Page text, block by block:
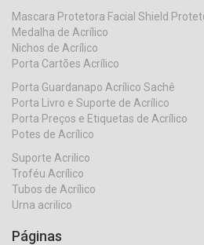
Mascara Protetora Facial Shield
Medalha de Acrílico
Nichos de Acrílico
Porta Cartões Acrílico
Porta Guardanapo Acrílico Sachê
Porta Livro e Suporte de Acrílico
Porta Preços e Etiquetas de Acrílico
Potes de Acrílico
Suporte Acrilico
Troféu Acrílico
Tubos de Acrílico
Urna acrilico
Páginas